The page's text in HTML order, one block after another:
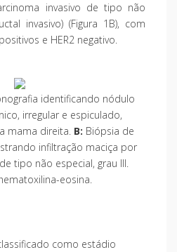
invasivo de tipo não
invasivo) (Figura 1B), com
e HER2 negativo.
identificando nódulo
irregular e espiculado,
mama direita. B: Biópsia de
infiltração maciça por
tipo não especial, grau III.
eosina.
como estádio